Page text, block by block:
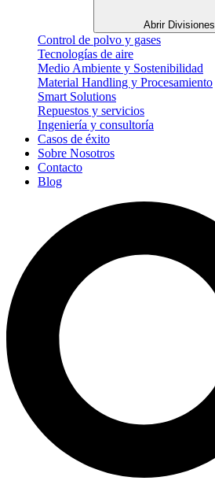
Abrir Divisiones
Control de polvo y gases
Tecnologías de aire
Medio Ambiente y Sostenibilidad
Material Handling y Procesamiento
Smart Solutions
Repuestos y servicios
Ingeniería y consultoría
Casos de éxito
Sobre Nosotros
Contacto
Blog